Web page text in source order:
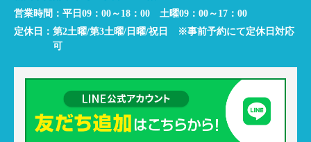
営業時間： 平日09：00～18：00 土曜09：00～17：00
定休日： 第2土曜/第3土曜/日曜/祝日 ※事前予約にて定休日対応
可